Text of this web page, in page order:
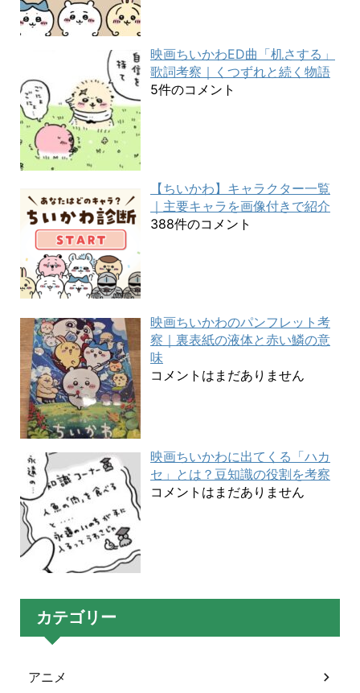
映画ちいかわED曲「机さする」
歌詞考察｜くつずれと続く物語
5件のコメント
【ちいかわ】キャラクター一覧
｜主要キャラを画像付きで紹介
388件のコメント
映画ちいかわのパンフレット考
察｜裏表紙の液体と赤い鱗の意
味
コメントはまだありません
映画ちいかわに出てくる「ハカ
セ」とは？豆知識の役割を考察
コメントはまだありません
カテゴリー
アニメ